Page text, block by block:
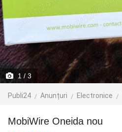
1 / 3
Publi24 Anunțuri Electronice
MobiWire Oneida nou